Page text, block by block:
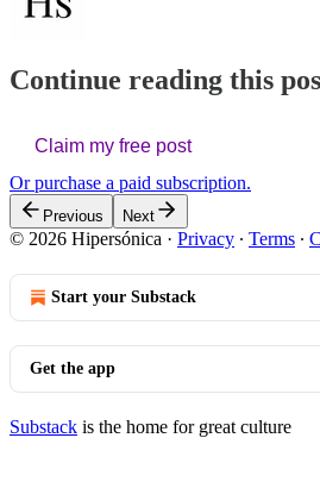
Continue reading this
Claim my free post
Or purchase a paid subscription.
Previous Next
© 2026 Hipersónica · Privacy ∙ Terms ∙
Start your Substack
Get the app
Substack is the home for great culture